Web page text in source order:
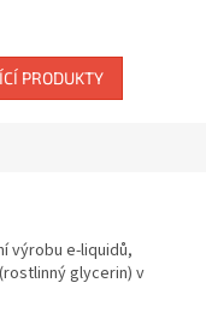
PRODUKTY
výrobu e-liquidů,
glycerin) v